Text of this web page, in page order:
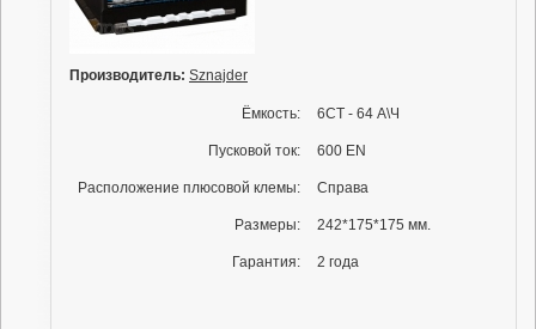
Производитель: Sznajder
Ёмкость: 6СТ - 64 А\Ч
Пусковой ток: 600 EN
Расположение плюсовой клемы: Справа
Размеры: 242*175*175 мм.
Гарантия: 2 года